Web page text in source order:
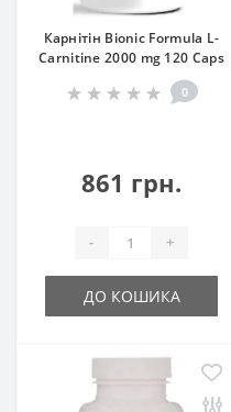
Карнітін Bionic Formula L-
Carnitine 2000 mg 120 Caps
0
861 грн.
- +
ДО КОШИКА